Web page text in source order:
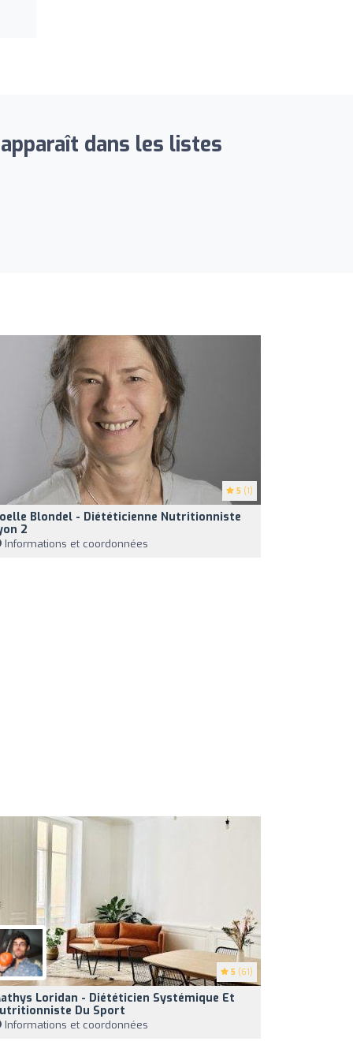
dans les listes
5 (1)
Blondel - Diététicienne Nutritionniste
2
Informations et coordonnées
5 (61)
Loridan - Diététicien Systémique Et
Du Sport
Informations et coordonnées